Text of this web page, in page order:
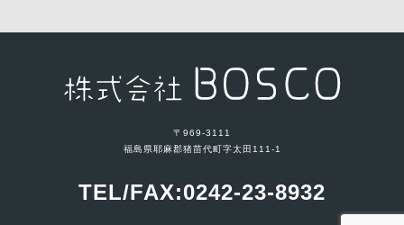
〒969-3111
福島県耶麻郡猪苗代町字太田111-1
TEL/FAX:0242-23-8932